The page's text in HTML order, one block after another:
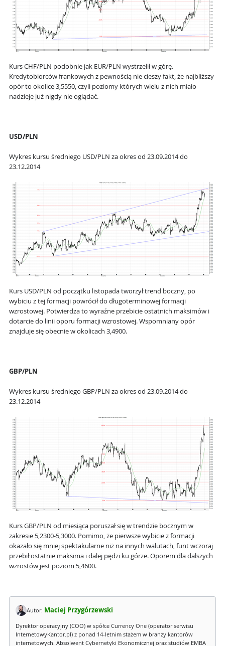
Kurs CHF/PLN podobnie jak EUR/PLN wystrzelił w górę.
Kredytobiorców frankowych z pewnością nie cieszy fakt, że najbliższy
opór to okolice 3,5550, czyli poziomy których wielu z nich miało
nadzieje już nigdy nie oglądać.
USD/PLN
Wykres kursu średniego USD/PLN za okres od 23.09.2014 do
23.12.2014
Kurs USD/PLN od początku listopada tworzył trend boczny, po
wybiciu z tej formacji powrócił do długoterminowej formacji
wzrostowej. Potwierdza to wyraźne przebicie ostatnich maksimów i
dotarcie do linii oporu formacji wzrostowej. Wspomniany opór
znajduje się obecnie w okolicach 3,4900.
GBP/PLN
Wykres kursu średniego GBP/PLN za okres od 23.09.2014 do
23.12.2014
Kurs GBP/PLN od miesiąca poruszał się w trendzie bocznym w
zakresie 5,2300-5,3000. Pomimo, że pierwsze wybicie z formacji
okazało się mniej spektakularne niż na innych walutach, funt wczoraj
przebił ostatnie maksima i dalej pędzi ku górze. Oporem dla dalszych
wzrostów jest poziom 5,4600.
Autor: Maciej Przygórzewski
Dyrektor operacyjny (COO) w spółce Currency One (operator serwisu
InternetowyKantor.pl) z ponad 14-letnim stażem w branży kantorów
internetowych. Absolwent Cybernetyki Ekonomicznej oraz studiów EMBA